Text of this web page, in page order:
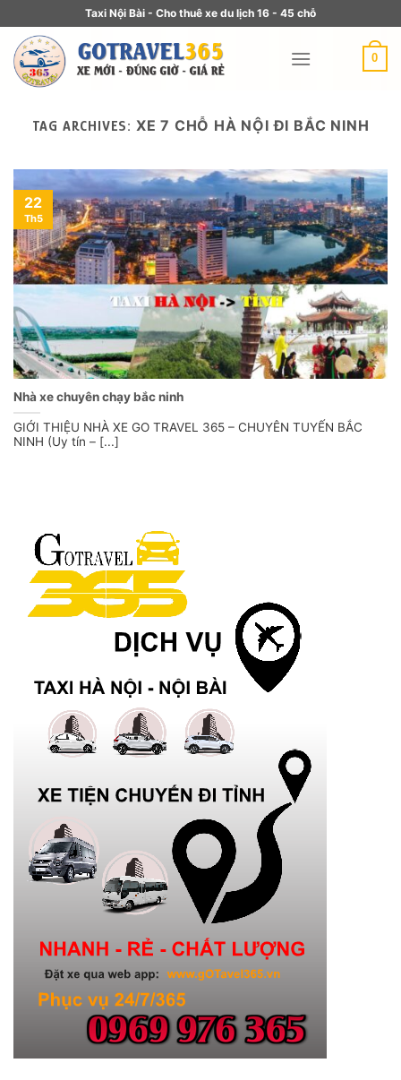
Taxi Nội Bài - Cho thuê xe du lịch 16 - 45 chỗ
0
TAG ARCHIVES: XE 7 CHỖ HÀ NỘI ĐI BẮC NINH
Nhà xe chuyên chạy bắc ninh
GIỚI THIỆU NHÀ XE GO TRAVEL 365 – CHUYÊN TUYẾN BẮC
NINH (Uy tín – [...]
22
Th5